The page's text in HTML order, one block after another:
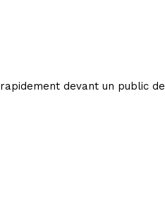
devant un public de